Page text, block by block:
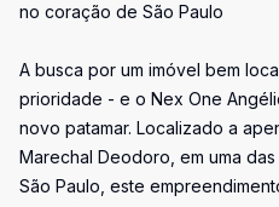
no coração de São Paulo
A busca por um imóvel bem
prioridade - e o Nex One
novo patamar. Localizado a
Marechal Deodoro, em uma
São Paulo, este